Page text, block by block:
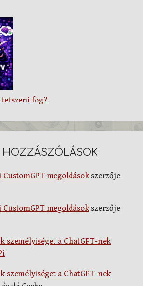
fog?
HOZZÁSZÓLÁSOK
CustomGPT megoldásokszerzője
CustomGPT megoldásokszerzője
személyiséget a ChatGPT-nek
személyiséget a ChatGPT-nek